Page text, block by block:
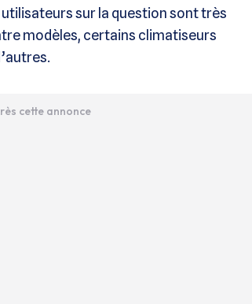
utilisateurs sur la question sont très
modèles, certains climatiseurs
cette annonce